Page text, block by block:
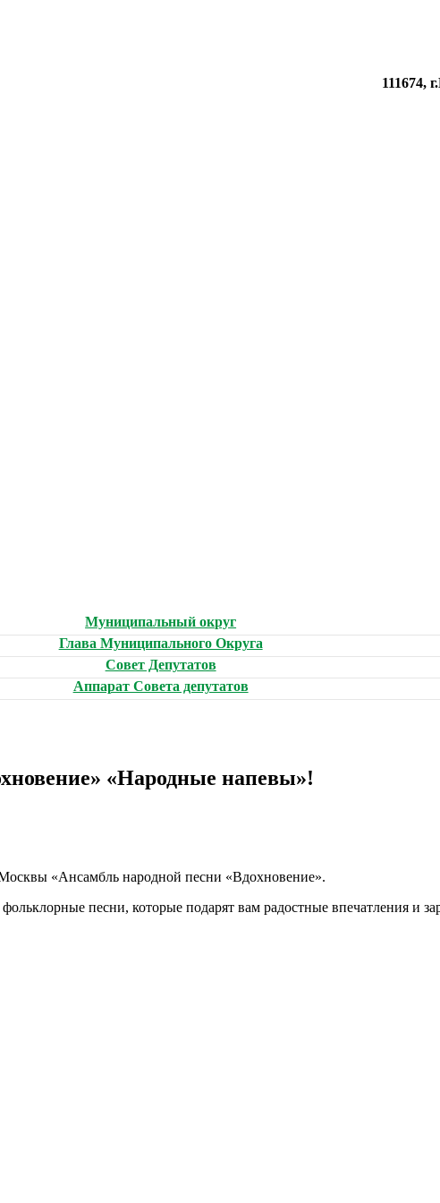
111674,
Муниципальный округ
Глава Муниципального Округа
Совет Депутатов
Аппарат Совета депутатов
«Народные напевы»!
«Ансамбль народной песни «Вдохновение».
песни, которые подарят вам радостные впечатления и